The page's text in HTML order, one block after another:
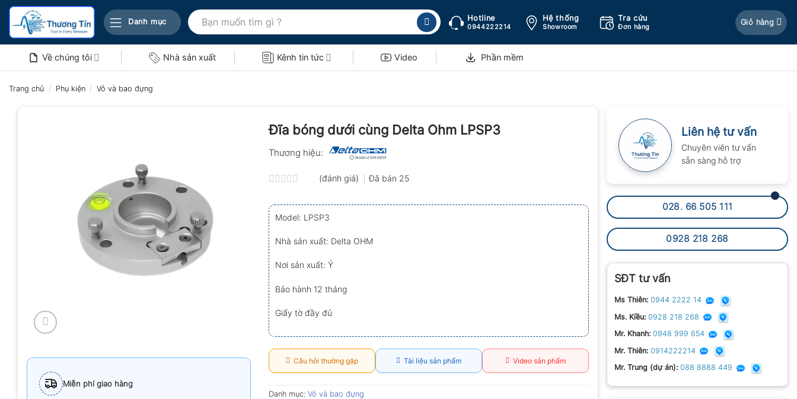
Bỏ
nội
Danh mục
Tìm
kiếm:
Hotline
0944222214
Hệ thống
Showroom
Tra cứu
Đơn hàng
Giỏ hàng
Về chúng tôi Nhà sản xuất Kênh tin tức Video Phần mềm
Trang chủ / Phụ kiện / Vỏ và bao đựng
Liên hệ tư vấn
Chuyên viên tư vấn
sẵn sàng hỗ trợ
028. 66 505 111
0928 218 268
SĐT tư vấn
Ms Thiên: 0944 2222 14
Ms. Kiều: 0928 218 268
Mr. Khanh: 0948 999 654
Mr. Thiên: 0914222214
Mr. Trung (dự án): 088 8888 449
Miễn phí giao hàng
Đĩa bóng dưới cùng Delta Ohm LPSP3
Thương hiệu:
xếp
hạng
0.0
5
sao
(đánh giá) Đã bán 25
Model: LPSP3
Nhà sản xuất: Delta OHM
Nơi sản xuất: Ý
Bảo hành 12 tháng
Giấy tờ đầy đủ
Câu hỏi thường gặp Tài liệu sản phẩm Video sản phẩm
Danh mục: Vỏ và bao đựng